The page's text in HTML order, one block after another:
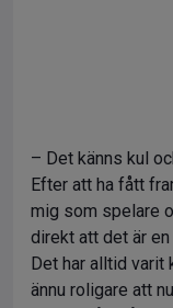
– Det känns kul
Efter att ha fått
mig som spelare
direkt att det är
Det har alltid
ännu roligare att